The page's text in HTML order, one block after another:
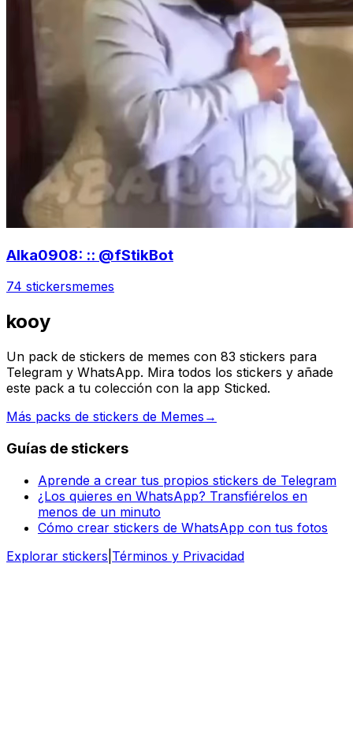
Alka0908: :: @fStikBot
74 stickersmemes
kooy
Un pack de stickers de memes con 83 stickers para
Telegram y WhatsApp. Mira todos los stickers y añade
este pack a tu colección con la app Sticked.
Más packs de stickers de Memes →
Guías de stickers
Aprende a crear tus propios stickers de Telegram
¿Los quieres en WhatsApp? Transfiérelos en
menos de un minuto
Cómo crear stickers de WhatsApp con tus fotos
Explorar stickers Términos y Privacidad